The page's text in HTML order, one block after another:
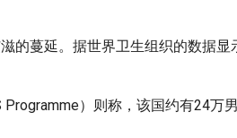
的蔓延。据世界卫生组织的数据显
）则称，该国约有24万